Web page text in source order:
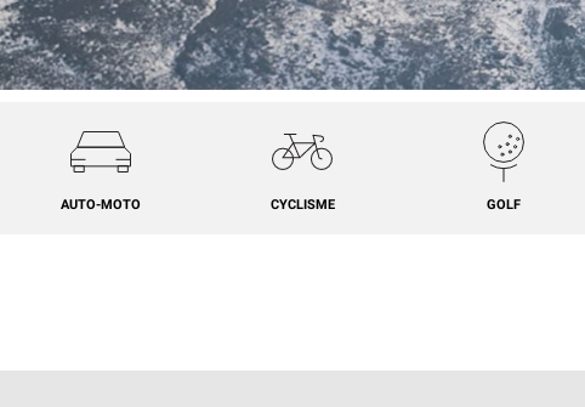
AUTO-MOTO CYCLISME GOLF